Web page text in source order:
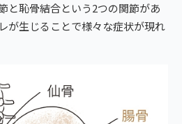
と恥骨結合という2つの関節があ
が生じることで様々な症状が現れ